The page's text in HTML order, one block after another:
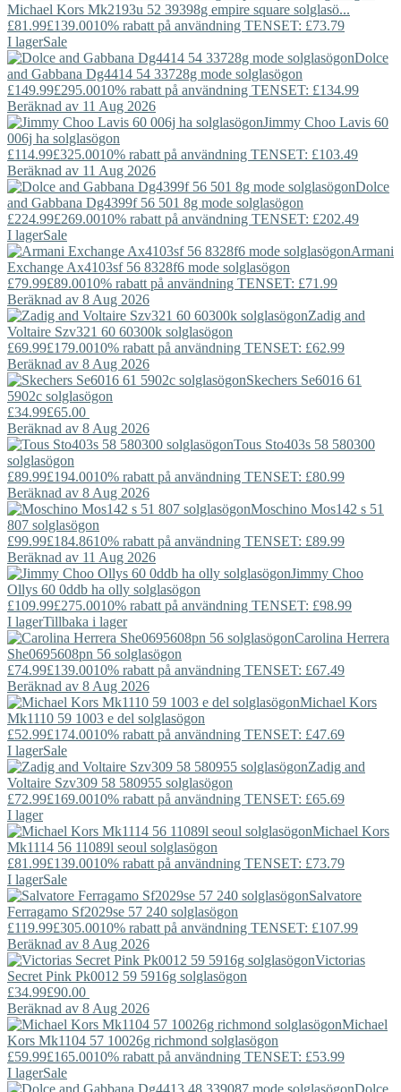
Michael Kors Mk2193u 52 39398g empire square solglasö...
£81.99£139.0010% rabatt på användning TENSET: £73.79
I lagerSale
Dolce
and Gabbana Dg4414 54 33728g mode solglasögon
£149.99£295.0010% rabatt på användning TENSET: £134.99
Beräknad av 11 Aug 2026
Jimmy Choo Lavis 60
006j ha solglasögon
£114.99£325.0010% rabatt på användning TENSET: £103.49
Beräknad av 11 Aug 2026
Dolce
and Gabbana Dg4399f 56 501 8g mode solglasögon
£224.99£269.0010% rabatt på användning TENSET: £202.49
I lagerSale
Armani
Exchange Ax4103sf 56 8328f6 mode solglasögon
£79.99£89.0010% rabatt på användning TENSET: £71.99
Beräknad av 8 Aug 2026
Zadig and
Voltaire Szv321 60 60300k solglasögon
£69.99£179.0010% rabatt på användning TENSET: £62.99
Beräknad av 8 Aug 2026
Skechers Se6016 61
5902c solglasögon
£34.99£65.00
Beräknad av 8 Aug 2026
Tous Sto403s 58 580300
solglasögon
£89.99£194.0010% rabatt på användning TENSET: £80.99
Beräknad av 8 Aug 2026
Moschino Mos142 s 51
807 solglasögon
£99.99£184.8610% rabatt på användning TENSET: £89.99
Beräknad av 11 Aug 2026
Jimmy Choo
Ollys 60 0ddb ha olly solglasögon
£109.99£275.0010% rabatt på användning TENSET: £98.99
I lagerTillbaka i lager
Carolina Herrera
She0695608pn 56 solglasögon
£74.99£139.0010% rabatt på användning TENSET: £67.49
Beräknad av 8 Aug 2026
Michael Kors
Mk1110 59 1003 e del solglasögon
£52.99£174.0010% rabatt på användning TENSET: £47.69
I lagerSale
Zadig and
Voltaire Szv309 58 580955 solglasögon
£72.99£169.0010% rabatt på användning TENSET: £65.69
I lager
Michael Kors
Mk1114 56 11089l seoul solglasögon
£81.99£139.0010% rabatt på användning TENSET: £73.79
I lagerSale
Salvatore
Ferragamo Sf2029se 57 240 solglasögon
£119.99£305.0010% rabatt på användning TENSET: £107.99
Beräknad av 8 Aug 2026
Victorias
Secret Pink Pk0012 59 5916g solglasögon
£34.99£90.00
Beräknad av 8 Aug 2026
Michael
Kors Mk1104 57 10026g richmond solglasögon
£59.99£165.0010% rabatt på användning TENSET: £53.99
I lagerSale
Dolce